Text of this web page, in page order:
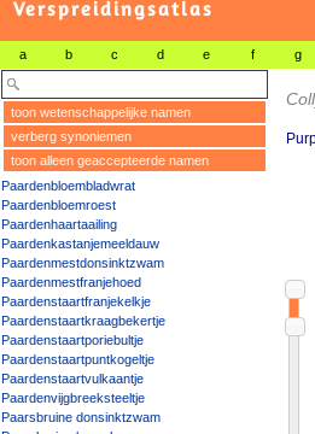
Verspreidingsatlas
a b c d e f g
toon wetenschappelijke namen
verberg synoniemen
toon alleen geaccepteerde namen
Paardenbloembladwrat
Paardenbloemroest
Paardenhaartaailing
Paardenkastanjemeeldauw
Paardenmestdonsinktzwam
Paardenmestfranjehoed
Paardenstaartfranjekelkje
Paardenstaartkraagbekertje
Paardenstaartporiebultje
Paardenstaartpuntkogeltje
Paardenstaartvulkaantje
Paardenvijgbreeksteeltje
Paarsbruine donsinktzwam